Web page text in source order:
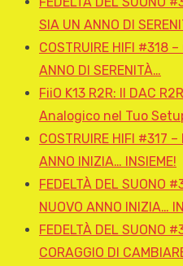
SIA UN ANNO DI
COSTRUIRE HIFI #318
ANNO DI SERENITÀ…
FiiO K13 R2R: Il DAC
Analogico nel Tuo
COSTRUIRE HIFI #317
ANNO INIZIA… INSIEME!
FEDELTÀ DEL SUONO
NUOVO ANNO INIZIA…
FEDELTÀ DEL SUONO
CORAGGIO DI